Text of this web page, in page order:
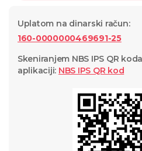
Uplatom na dinarski račun:
160-0000000469691-25
Skeniranjem NBS IPS QR
aplikaciji: NBS IPS QR kod